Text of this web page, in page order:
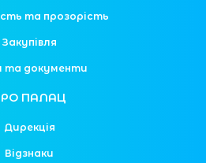
та прозорість
Закупівля
та документи
ПАЛАЦ
Дирекція
Відзнаки